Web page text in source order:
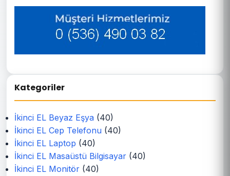
Kategoriler
İkinci EL Beyaz Eşya (40)
İkinci EL Cep Telefonu (40)
İkinci EL Laptop (40)
İkinci EL Masaüstü Bilgisayar (40)
İkinci EL Monitör (40)